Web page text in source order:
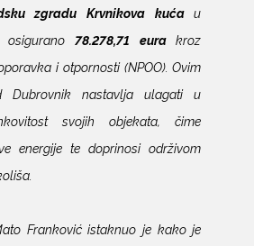
zgradu Krvnikova kućau
osigurano 78.278,71 eurakroz
i otpornosti (NPOO). Ovim
Dubrovnik nastavlja ulagati u
svojih objekata, čime
energije te doprinosi održivom
Franković istaknuo je kako je